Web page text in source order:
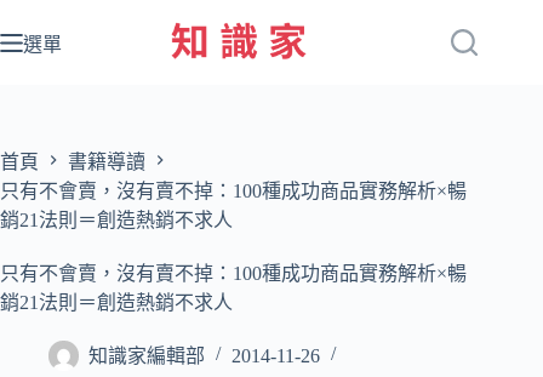
至
容
選單
首頁
書籍導讀
只有不會賣，沒有賣不掉：100種成功商品實務解析×暢
銷21法則＝創造熱銷不求人
只有不會賣，沒有賣不掉：100種成功商品實務解析×暢
銷21法則＝創造熱銷不求人
知識家編輯部
2014-11-26